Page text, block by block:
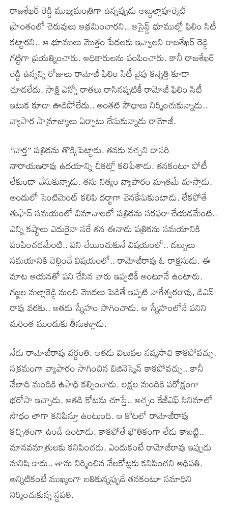
రాజశేఖర్ రెడ్డి ముఖ్యమంత్రిగా ఉన్నప్పుడు అబ్దుల్లాపూర్మెట్
ప్రాంతంలో చెరువులు ఆక్రమించారని.. అసైన్డ్ భూముల్లో ఫిలిం సిటీ
కట్టారని.. ఆ భూములు మొత్తం పేదలకు ఇవ్వాలని రాజశేఖర్ రెడ్డి
గట్టిగా ప్రయత్నించారు. అధికారులను పంపించారు. కానీ రాజశేఖర్
రెడ్డి ఉన్నన్ని రోజులు రామోజీ ఫిలిం సిటీ వైపు కన్నెత్తి కూడా
చూడలేదు. సాక్షి ఎన్నో రాతలు రాసినప్పటికీ రామోజీ ఫిలిం సిటీ
ఇటుక కూడా ఊడిపోలేదు.. అంతటి సౌధాలు నిర్మించుకున్నాడు..
వ్యాపార సామ్రాజ్యాలు ఏర్పాటు చేసుకున్నాడు రామోజీ.
“వార్త” పత్రికను తొక్కిపెట్టాడు. తనకు నచ్చని దాసరి
నారాయణరావు ఉదయాన్ని చీకట్లో కలిపేశాడు. తనకంటూ పోటీ
లేకుండా చేసుకున్నాడు. తను నిత్యం వ్యాపారం మాత్రమే చూస్తాడు.
అందులో సెంటిమెంట్ కలిపి దర్జాగా వెనకేసుకుంటాడు. లేకపోతే
తుఫాన్ సమయంలో విమానాలలో పత్రికను సరఫరా చేయడమేంటి..
ఎన్ని కష్టాలు ఎదురైనా సరే తన ఈనాడు పత్రికను సమయానికి
పంపించడమేంటి.. పని చేయించుకునే విషయంలో.. డబ్బులు
సమయానికి చెల్లించే విషయంలో.. రామోజీరావు ఓ రాక్షసుడు. ఈ
మాట ఆయనతో పని చేసిన వారు ఇప్పటికీ అంటూనే ఉంటారు.
గజ్జల మల్లారెడ్డి నుంచి మొదలు పెడితే ఇప్పటి నాగేశ్వరరావు, డిఎన్
రావు వరకు.. అతడు స్నేహం సాగించాడు. ఆ స్నేహంలోనే పనిని
మరింత ముందుకు తీసుకెళ్లాడు.
నేడు రామోజీరావు వర్ధంతి. అతడు విలువల సవ్యసాచి కాకపోవచ్చు.
సక్రమంగా వ్యాపారం సాగించిన బిజినెస్మెన్ కాకపోవచ్చు.. కానీ
వేలాది మందికి ఉపాధి కల్పించాడు. లక్షల మందికి పరోక్షంగా
భరోసా ఇచ్చాడు. అతడి కోటను చూస్తే.. అచ్చం కేజీఎఫ్ సినిమాలో
సౌధం లాగా కనిపిస్తూ ఉంటుంది. ఆ కోటలో రామోజీరావు
కచ్చితంగా ఉండే ఉంటాడు. కాకపోతే భౌతికంగా లేడు కాబట్టి..
మానవమాత్రులకు కనిపించడు. ఎందుకంటే రామోజీరావు ఇప్పుడు
మనిషి కాదు.. తాను నిర్మించిన వేలకోట్లకు కనిపించని అధిపతి.
అన్నిటికంటే ముఖ్యంగా బతికున్నప్పుడే తనకంటూ సమాధిని
నిర్మించుకున్న స్థపతి.